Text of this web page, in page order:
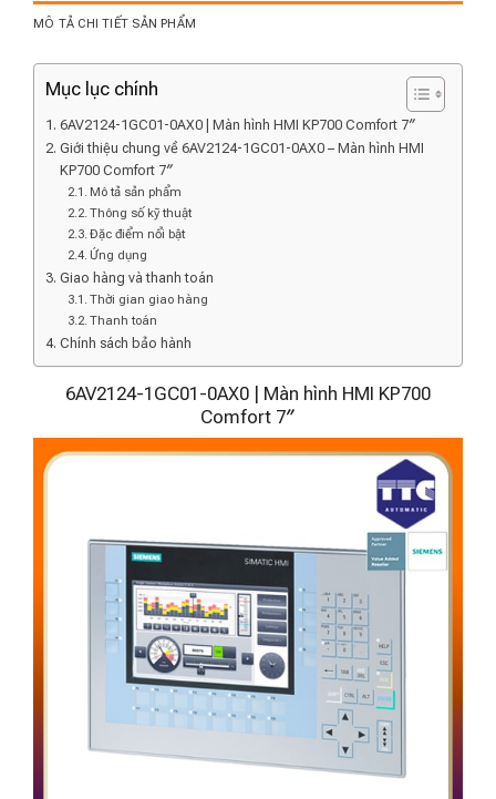
MÔ TẢ CHI TIẾT SẢN PHẨM
Mục lục chính
6AV2124-1GC01-0AX0 | Màn hình HMI KP700 Comfort 7″
Giới thiệu chung về 6AV2124-1GC01-0AX0 – Màn hình HMI
KP700 Comfort 7″
Mô tả sản phẩm
Thông số kỹ thuật
Đặc điểm nổi bật
Ứng dụng
Giao hàng và thanh toán
Thời gian giao hàng
Thanh toán
Chính sách bảo hành
6AV2124-1GC01-0AX0 | Màn hình HMI KP700
Comfort 7″